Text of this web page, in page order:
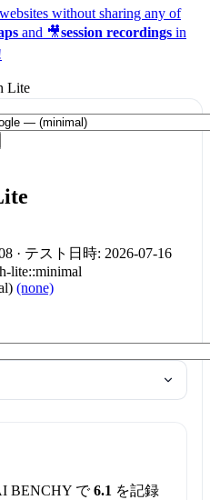
without sharing any of
and 🎥session recordings in
Lite
· テスト日時: 2026-07-16
lite::minimal
(none)
BENCHY で6.1 を記録